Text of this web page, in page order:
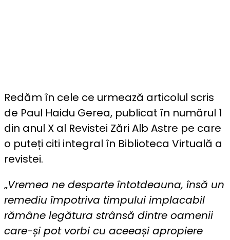
Redăm în cele ce urmează articolul scris
de Paul Haidu Gerea, publicat în numărul 1
din anul X al Revistei Zări Alb Astre pe care
o puteți citi integral în Biblioteca Virtuală a
revistei.
„Vremea ne desparte întotdeauna, însă un
remediu împotriva timpului implacabil
rămâne legătura strânsă dintre oamenii
care-și pot vorbi cu aceeași apropiere